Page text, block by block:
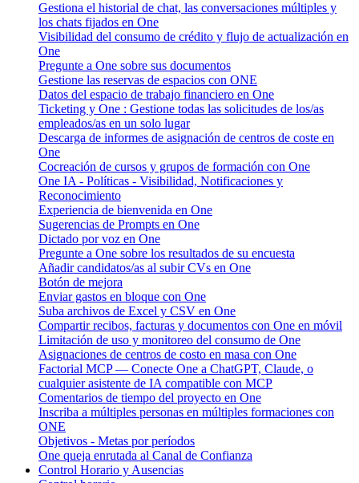
Gestiona el historial de chat, las conversaciones múltiples y
los chats fijados en One
Visibilidad del consumo de crédito y flujo de actualización en
One
Pregunte a One sobre sus documentos
Gestione las reservas de espacios con ONE
Datos del espacio de trabajo financiero en One
Ticketing y One : Gestione todas las solicitudes de los/as
empleados/as en un solo lugar
Descarga de informes de asignación de centros de coste en
One
Cocreación de cursos y grupos de formación con One
One IA - Políticas - Visibilidad, Notificaciones y
Reconocimiento
Experiencia de bienvenida en One
Sugerencias de Prompts en One
Dictado por voz en One
Pregunte a One sobre los resultados de su encuesta
Añadir candidatos/as al subir CVs en One
Botón de mejora
Enviar gastos en bloque con One
Suba archivos de Excel y CSV en One
Compartir recibos, facturas y documentos con One en móvil
Limitación de uso y monitoreo del consumo de One
Asignaciones de centros de costo en masa con One
Factorial MCP — Conecte One a ChatGPT, Claude, o
cualquier asistente de IA compatible con MCP
Comentarios de tiempo del proyecto en One
Inscriba a múltiples personas en múltiples formaciones con
ONE
Objetivos - Metas por períodos
One queja enrutada al Canal de Confianza
Control Horario y Ausencias